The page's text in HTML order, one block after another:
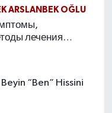
ARSLANBEK OĞLU
лечения
“Ben” Hissini